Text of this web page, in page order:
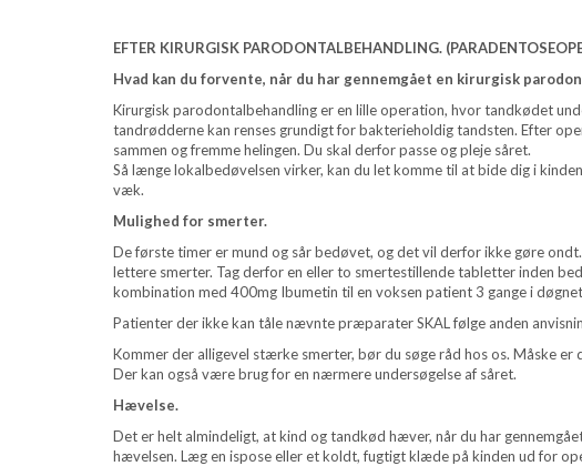
EFTER KIRURGISK PARODONTALBEHANDLING.
Hvad kan du forvente, når du har gennemgået en kirurgisk
Kirurgisk parodontalbehandling er en lille operation, hvor tandkødet
tandrødderne kan renses grundigt for bakterieholdig tandsten. Efter
sammen og fremme helingen. Du skal derfor passe og pleje såret.
Så længe lokalbedøvelsen virker, kan du let komme til at bide dig i
væk.
Mulighed for smerter.
De første timer er mund og sår bedøvet, og det vil derfor ikke gøre
lettere smerter. Tag derfor en eller to smertestillende tabletter inden
kombination med 400mg Ibumetin til en voksen patient 3 gange i
Patienter der ikke kan tåle nævnte præparater SKAL følge anden
Kommer der alligevel stærke smerter, bør du søge råd hos os. Måske
Der kan også være brug for en nærmere undersøgelse af såret.
Hævelse.
Det er helt almindeligt, at kind og tandkød hæver, når du har
hævelsen. Læg en ispose eller et koldt, fugtigt klæde på kinden ud for